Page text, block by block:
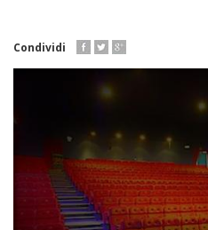
Condividi